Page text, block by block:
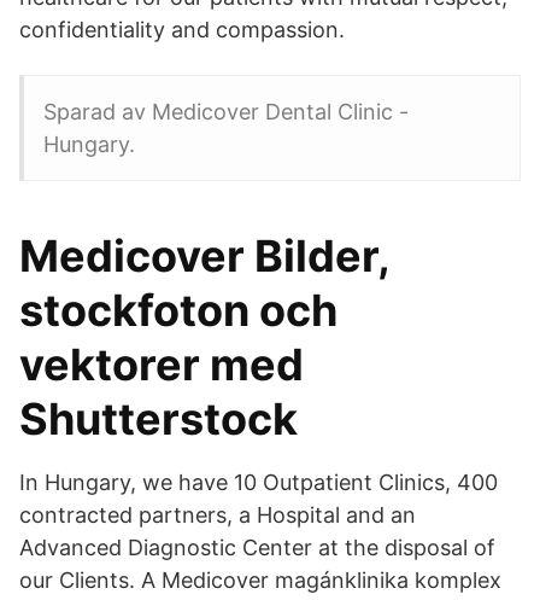
confidentiality and compassion.
Sparad av Medicover Dental Clinic -
Hungary.
Medicover Bilder,
stockfoton och
vektorer med
Shutterstock
In Hungary, we have 10 Outpatient Clinics, 400
contracted partners, a Hospital and an
Advanced Diagnostic Center at the disposal of
our Clients. A Medicover magánklinika komplex